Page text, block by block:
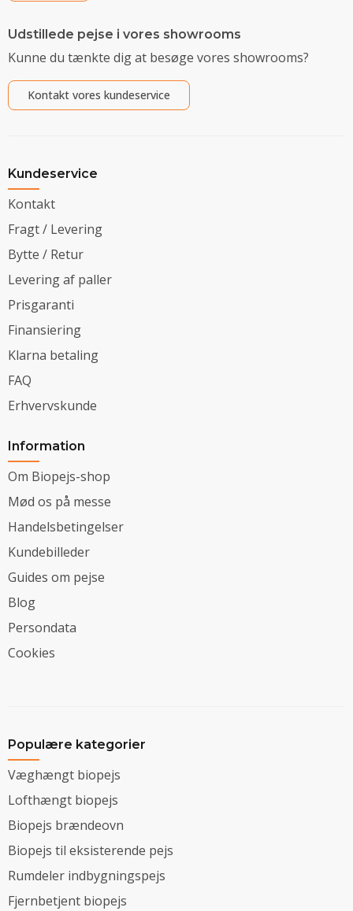
Udstillede pejse i vores showrooms
Kunne du tænkte dig at besøge vores showrooms?
Kontakt vores kundeservice
Kundeservice
Kontakt
Fragt / Levering
Bytte / Retur
Levering af paller
Prisgaranti
Finansiering
Klarna betaling
FAQ
Erhvervskunde
Information
Om Biopejs-shop
Mød os på messe
Handelsbetingelser
Kundebilleder
Guides om pejse
Blog
Persondata
Cookies
Populære kategorier
Væghængt biopejs
Lofthængt biopejs
Biopejs brændeovn
Biopejs til eksisterende pejs
Rumdeler indbygningspejs
Fjernbetjent biopejs